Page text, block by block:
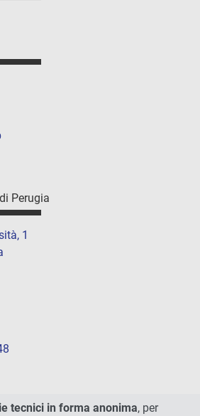
Perugia
1
tecnici in forma anonima, per